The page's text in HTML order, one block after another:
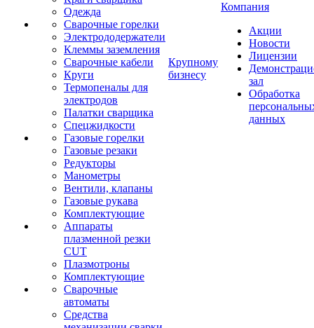
Одежда
Сварочные горелки
Электрододержатели
Клеммы заземления
Сварочные кабели
Круги
Термопеналы для
электродов
Палатки сварщика
Спецжидкости
Газовые горелки
Газовые резаки
Редукторы
Манометры
Вентили, клапаны
Газовые рукава
Комплектующие
Аппараты
плазменной резки
CUT
Плазмотроны
Комплектующие
Сварочные
автоматы
Средства
Крупному
бизнесу
Компания
Акции
Новости
Лицензии
зал
Обработка
данных